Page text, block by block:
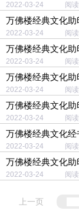
2022-03-24 阅
万佛楼经典文化
2022-03-24 阅
万佛楼经典文化
2022-03-24 阅
万佛楼经典文化助
2022-03-24 阅
万佛楼经典文化
2022-03-24 阅
万佛楼经典文化
2022-03-24 阅
万佛楼经典文化助
2022-03-24 阅
上一页